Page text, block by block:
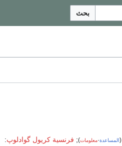
بحث
(المساعدة·معلومات)
; فرنسية كريول گوادلوپ: